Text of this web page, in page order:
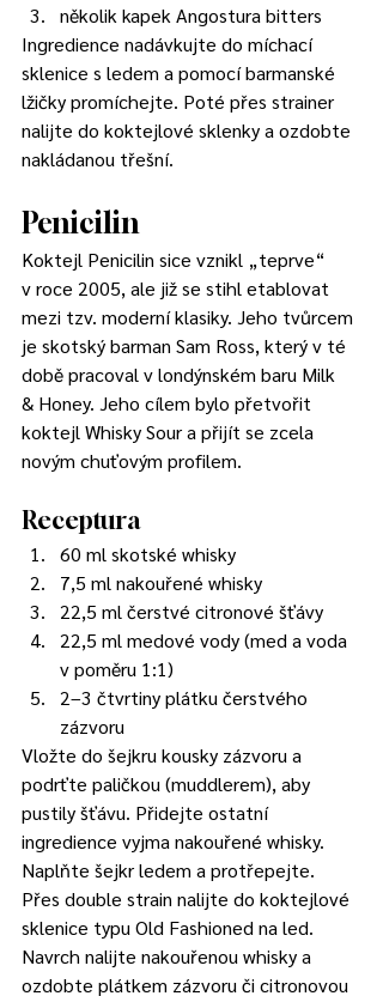
několik kapek Angostura bitters
Ingredience nadávkujte do míchací
sklenice s ledem a pomocí barmanské
lžičky promíchejte. Poté přes strainer
nalijte do koktejlové sklenky a ozdobte
nakládanou třešní.
Penicilin
Koktejl Penicilin sice vznikl „teprve“
v roce 2005, ale již se stihl etablovat
mezi tzv. moderní klasiky. Jeho tvůrcem
je skotský barman Sam Ross, který v té
době pracoval v londýnském baru Milk
& Honey. Jeho cílem bylo přetvořit
koktejl Whisky Sour a přijít se zcela
novým chuťovým profilem.
Receptura
60 ml skotské whisky
7,5 ml nakouřené whisky
22,5 ml čerstvé citronové šťávy
22,5 ml medové vody (med a voda
v poměru 1:1)
2–3 čtvrtiny plátku čerstvého
zázvoru
Vložte do šejkru kousky zázvoru a
podrťte paličkou (muddlerem), aby
pustily šťávu. Přidejte ostatní
ingredience vyjma nakouřené whisky.
Naplňte šejkr ledem a protřepejte.
Přes double strain nalijte do koktejlové
sklenice typu Old Fashioned na led.
Navrch nalijte nakouřenou whisky a
ozdobte plátkem zázvoru či citronovou